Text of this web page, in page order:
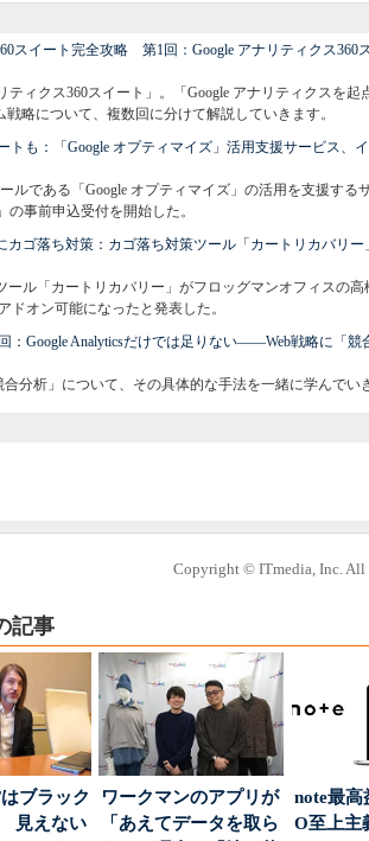
スイート完全攻略 第1回：Google アナリティクス360
ティクス360スイート」。「Google アナリティクスを起
略について、複数回に分けて解説していきます。
トも：「Google オプティマイズ」活用支援サービス、
ルである「Google オプティマイズ」の活用を支援する
の事前申込受付を開始した。
ゴ落ち対策：カゴ落ち対策ツール「カートリカバリー
ル「カートリカバリー」がフロッグマンオフィスの高
ドオン可能になったと発表した。
：Google Analyticsだけでは足りない――Web戦略に「競
分析」について、その具体的な手法を一緒に学んでい
Copyright © ITmedia, Inc. All
記事
ブラック
見えない
ワークマンのアプリが
「あえてデータを取ら
note最高
O至上